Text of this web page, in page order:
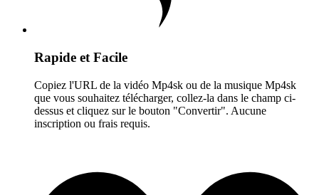
Rapide et Facile
Copiez l'URL de la vidéo Mp4sk ou de la musique Mp4sk
que vous souhaitez télécharger, collez-la dans le champ ci-
dessus et cliquez sur le bouton "Convertir". Aucune
inscription ou frais requis.